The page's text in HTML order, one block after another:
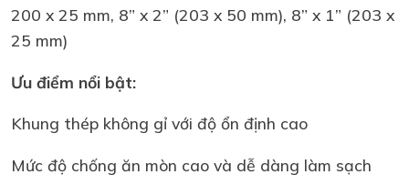
200 x 25 mm, 8” x 2” (203 x 50 mm), 8” x 1” (203 x
25 mm)
Ưu điểm nổi bật:
Khung thép không gỉ với độ ổn định cao
Mức độ chống ăn mòn cao và dễ dàng làm sạch